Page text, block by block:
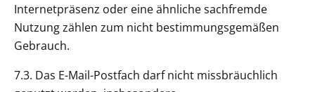
Internetpräsenz oder eine ähnliche sachfremde
Nutzung zählen zum nicht bestimmungsgemäßen
Gebrauch.
7.3. Das E-Mail-Postfach darf nicht missbräuchlich